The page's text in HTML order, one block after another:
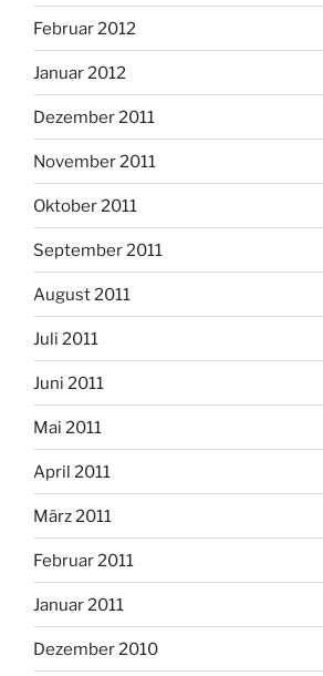
Februar 2012
Januar 2012
Dezember 2011
November 2011
Oktober 2011
September 2011
August 2011
Juli 2011
Juni 2011
Mai 2011
April 2011
März 2011
Februar 2011
Januar 2011
Dezember 2010